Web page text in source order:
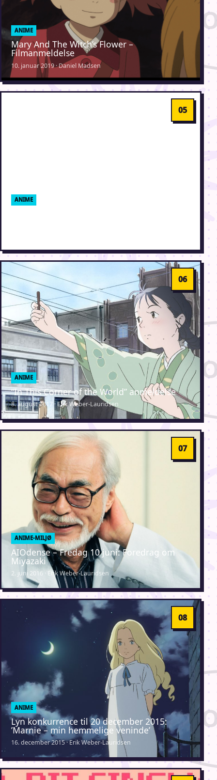
ANIME
Mary And The Witch’s Flower –
Filmanmeldelse
10. januar 2019 · Daniel Madsen
ANIME
ANIME
“In This Corner of the World” anmeldelse
8. august 2017 · Erik Weber-Lauridsen
ANIME-MILJØ
AIOdense – Fredag 10 juni: Foredrag om
Miyazaki
2. juni 2016 · Erik Weber-Lauridsen
ANIME
Lyn konkurrence til 20 december 2015:
’Marnie – min hemmelige veninde’
16. december 2015 · Erik Weber-Lauridsen